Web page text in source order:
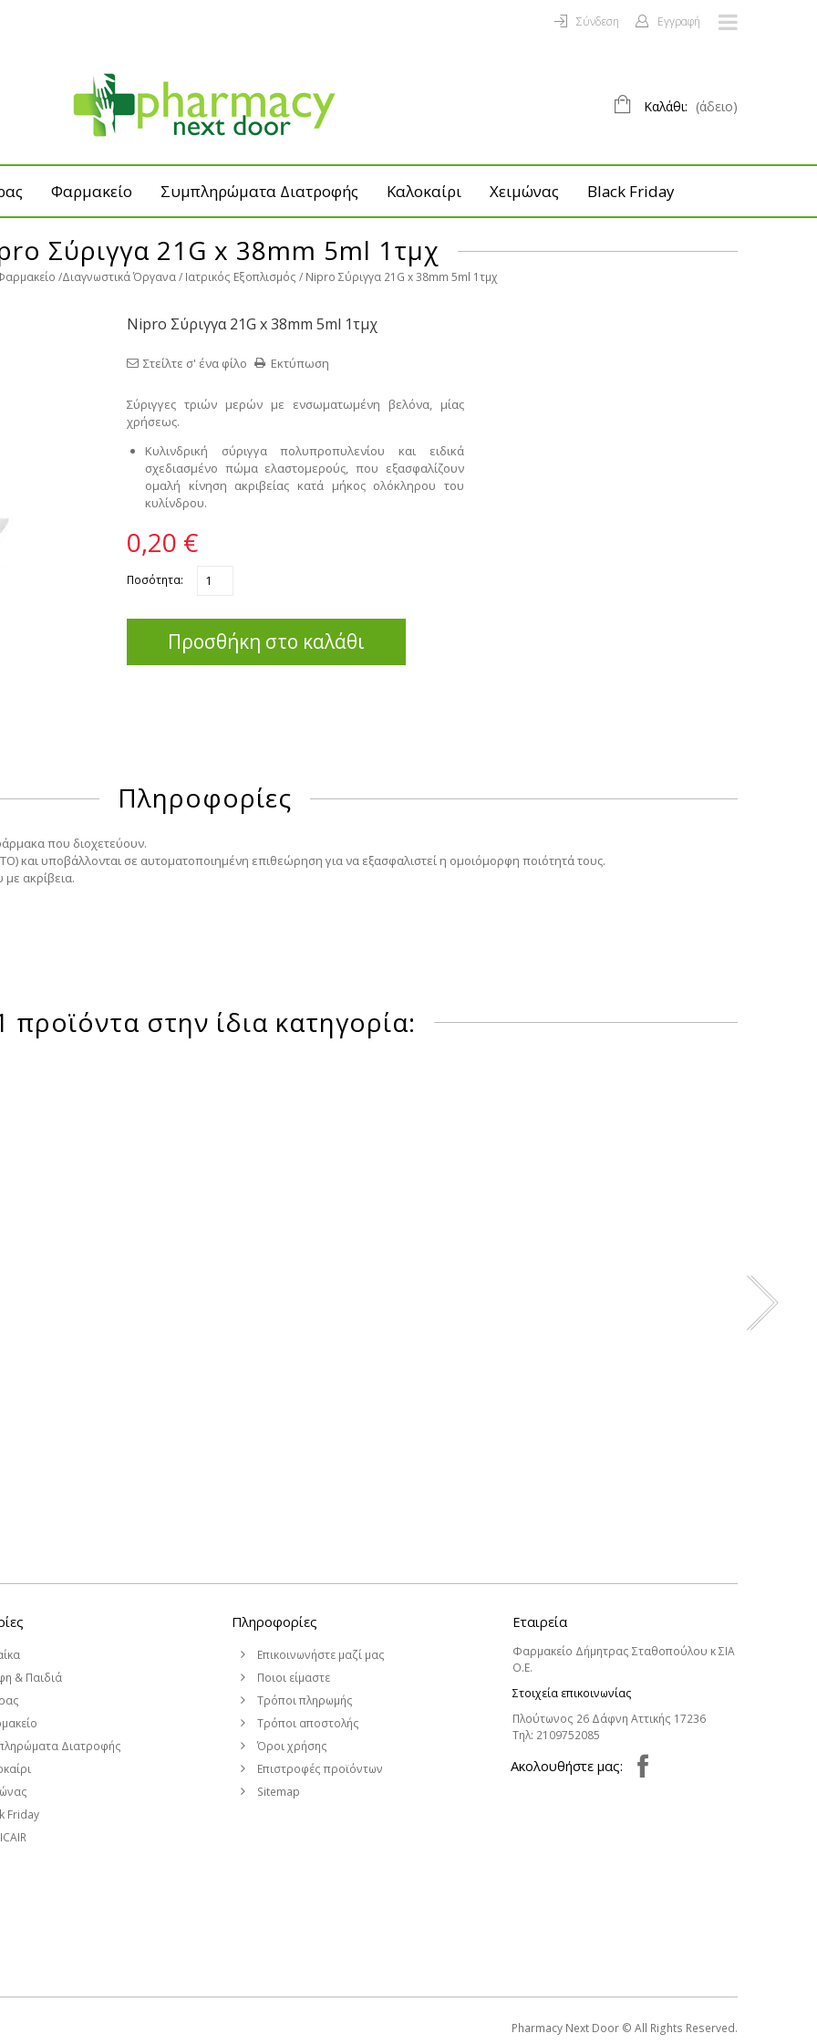
Σύνδεση Εγγραφή
Καλάθι: (άδειο)
Φαρμακείο Συμπληρώματα Διατροφής Καλοκαίρι Χειμώνας Black Friday
Σύριγγα 21G x 38mm 5ml 1τμχ
Διαγνωστικά Όργανα Ιατρικός Εξοπλισμός Nipro Σύριγγα 21G x 38mm 5ml 1τμχ
Nipro Σύριγγα 21G x 38mm 5ml 1τμχ
Εκτύπωση
Στείλτε σ' ένα φίλο
Σύριγγες τριών μερών με ενσωματωμένη βελόνα, μίας
χρήσεως.
Κυλινδρική σύριγγα πολυπροπυλενίου και ειδικά
σχεδιασμένο πώμα ελαστομερούς, που εξασφαλίζουν
ομαλή κίνηση ακριβείας κατά μήκος ολόκληρου του
κυλίνδρου.
0,20 €
Ποσότητα:
Προσθήκη στο καλάθι
Πληροφορίες
που διοχετεύουν.
και υποβάλλονται σε αυτοματοποιημένη επιθεώρηση για να εξασφαλιστεί η ομοιόμορφη ποιότητά τους.
ακρίβεια.
προϊόντα στην ίδια κατηγορία:
& Παιδιά
Διατροφής
Friday
Πληροφορίες
Επικοινωνήστε μαζί μας
Ποιοι είμαστε
Τρόποι πληρωμής
Τρόποι αποστολής
Όροι χρήσης
Επιστροφές προϊόντων
Sitemap
Εταιρεία
Φαρμακείο Δήμητρας Σταθοπούλου κ ΣΙΑ
Ο.Ε.
Στοιχεία επικοινωνίας
Πλούτωνος 26 Δάφνη Αττικής 17236
Τηλ: 2109752085
Aκολουθήστε μας:
Pharmacy Next Door © All Rights Reserved.